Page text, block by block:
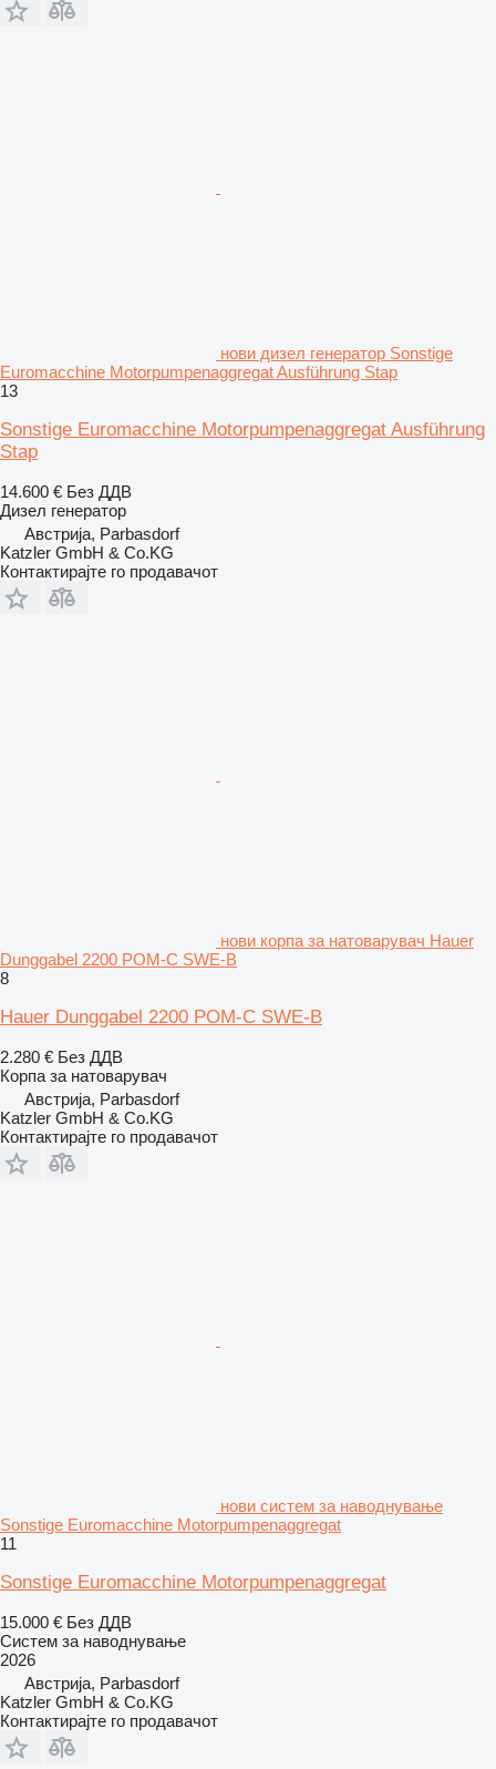
нови дизел генератор Sonstige
Euromacchine Motorpumpenaggregat Ausführung Stap
13
Sonstige Euromacchine Motorpumpenaggregat Ausführung
Stap
14.600 € Без ДДВ
Дизел генератор
Австрија, Parbasdorf
Katzler GmbH & Co.KG
Контактирајте го продавачот
нови корпа за натоварувач Hauer
Dunggabel 2200 POM-C SWE-B
8
Hauer Dunggabel 2200 POM-C SWE-B
2.280 € Без ДДВ
Корпа за натоварувач
Австрија, Parbasdorf
Katzler GmbH & Co.KG
Контактирајте го продавачот
нови систем за наводнување
Sonstige Euromacchine Motorpumpenaggregat
11
Sonstige Euromacchine Motorpumpenaggregat
15.000 € Без ДДВ
Систем за наводнување
2026
Австрија, Parbasdorf
Katzler GmbH & Co.KG
Контактирајте го продавачот